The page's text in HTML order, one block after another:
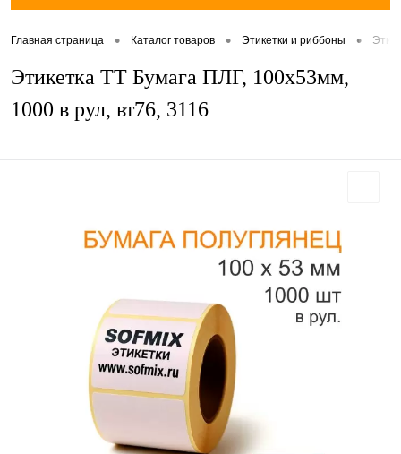
Главная страница • Каталог товаров • Этикетки и риббоны •
Этикетка ТТ Бумага ПЛГ, 100х53мм,
1000 в рул, вт76, 3116